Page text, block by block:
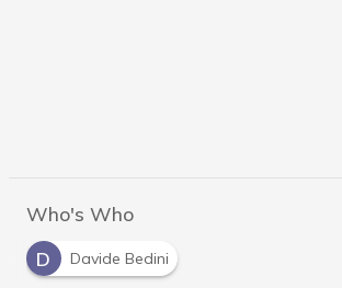
Who's Who
D
Davide Bedini